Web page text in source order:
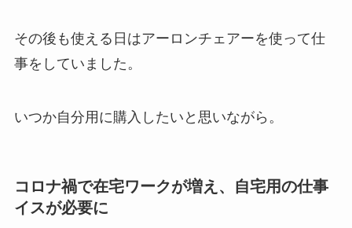
その後も使える日はアーロンチェアーを使って仕
事をしていました。
いつか自分用に購入したいと思いながら。
コロナ禍で在宅ワークが増え、自宅用の仕事
イスが必要に